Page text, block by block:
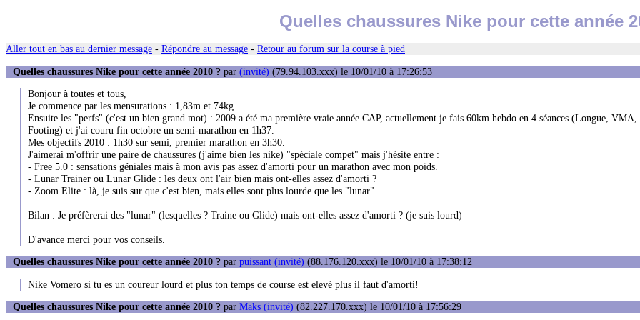
Quelles chaussures Nike pour cette année
Aller tout en bas au dernier message - Répondre au message - Retour au forum sur la course à pied
Quelles chaussures Nike pour cette année 2010 ? par (invité) (79.94.103.xxx) le 10/01/10 à 17:26:53
Bonjour à toutes et tous,
Je commence par les mensurations : 1,83m et 74kg
Ensuite les "perfs" (c'est un bien grand mot) : 2009 a été ma première vraie année CAP, actuellement je fais 60km hebdo en 4 séances (Longue, VMA,
Footing) et j'ai couru fin octobre un semi-marathon en 1h37.
Mes objectifs 2010 : 1h30 sur semi, premier marathon en 3h30.
J'aimerai m'offrir une paire de chaussures (j'aime bien les nike) "spéciale compet" mais j'hésite entre :
- Free 5.0 : sensations géniales mais à mon avis pas assez d'amorti pour un marathon avec mon poids.
- Lunar Trainer ou Lunar Glide : les deux ont l'air bien mais ont-elles assez d'amorti ?
- Zoom Elite : là, je suis sur que c'est bien, mais elles sont plus lourde que les "lunar".
Bilan : Je préfèrerai des "lunar" (lesquelles ? Traine ou Glide) mais ont-elles assez d'amorti ? (je suis lourd)
D'avance merci pour vos conseils.
Quelles chaussures Nike pour cette année 2010 ? par puissant (invité) (88.176.120.xxx) le 10/01/10 à 17:38:12
Nike Vomero si tu es un coureur lourd et plus ton temps de course est elevé plus il faut d'amorti!
Quelles chaussures Nike pour cette année 2010 ? par Maks (invité) (82.227.170.xxx) le 10/01/10 à 17:56:29